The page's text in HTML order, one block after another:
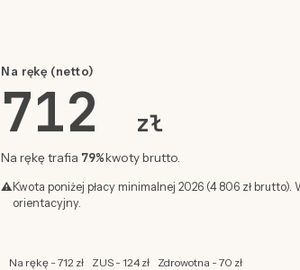
Na rękę (netto)
712 zł
Na rękę trafia 79%kwoty brutto.
⚠Kwota poniżej płacy minimalnej 2026 (4 806 zł
orientacyjny.
Na rękę - 712 zł ZUS - 124 zł Zdrowotna - 70 zł